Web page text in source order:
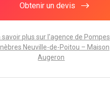
Obtenir un devis
savoir plus sur l'agence de Pompes
Neuville-de-Poitou – Maison
Augeron